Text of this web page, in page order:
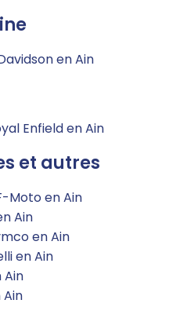
en Ain
Enfield en Ain
et autres
Moto en Ain
Ain
en Ain
en Ain
Ain
Ain